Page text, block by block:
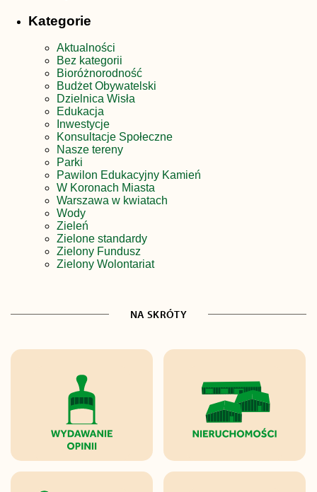
Kategorie
Aktualności
Bez kategorii
Bioróżnorodność
Budżet Obywatelski
Dzielnica Wisła
Edukacja
Inwestycje
Konsultacje Społeczne
Nasze tereny
Parki
Pawilon Edukacyjny Kamień
W Koronach Miasta
Warszawa w kwiatach
Wody
Zieleń
Zielone standardy
Zielony Fundusz
Zielony Wolontariat
NA SKRÓTY